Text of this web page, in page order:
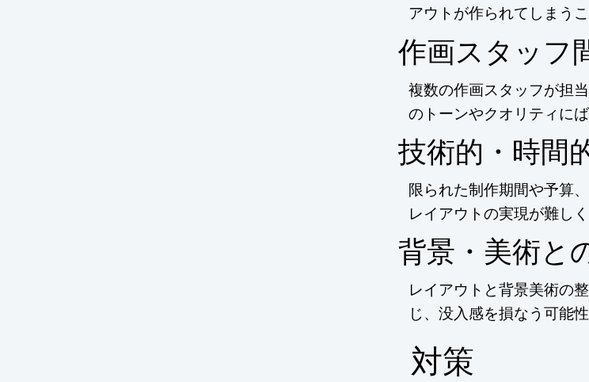
アウトが作られてしまうこ
作画スタッフ
複数の作画スタッフが担
のトーンやクオリティに
技術的・時間
限られた制作期間や予算
レイアウトの実現が難し
背景・美術と
レイアウトと背景美術の
じ、没入感を損なう可能性
​対策